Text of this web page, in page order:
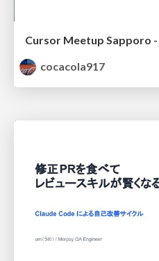
Cursor Meetup Sapporo
cocacola917